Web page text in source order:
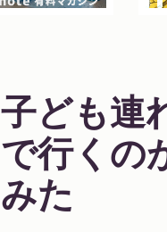
子ども連
で行くの
みた